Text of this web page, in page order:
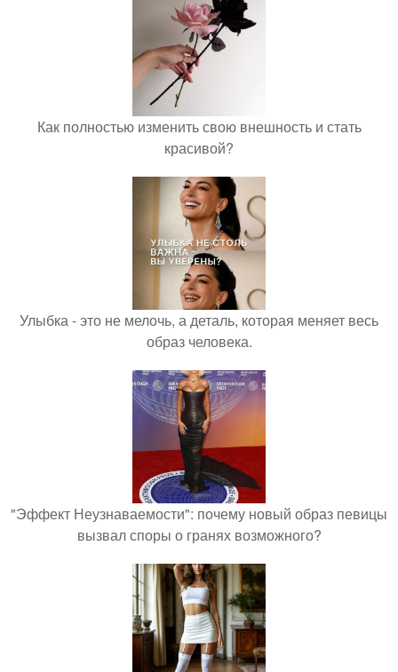
Как полностью изменить свою внешность и стать
красивой?
Улыбка - это не мелочь, а деталь, которая меняет весь
образ человека.
"Эффект Неузнаваемости": почему новый образ певицы
вызвал споры о гранях возможного?